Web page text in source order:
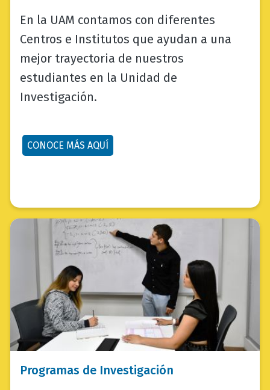
En la UAM contamos con diferentes
Centros e Institutos que ayudan a una
mejor trayectoria de nuestros
estudiantes en la Unidad de
Investigación.
CONOCE MÁS AQUÍ
bloque
imagen_imagen
texto-
Programas de Investigación